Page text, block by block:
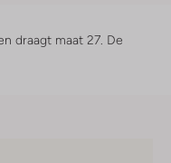
draagt maat 27. De